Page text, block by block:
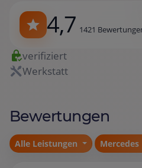
4,7 1421
verifiziert
Werkstatt
Bewertungen
Alle Leistungen Mercedes